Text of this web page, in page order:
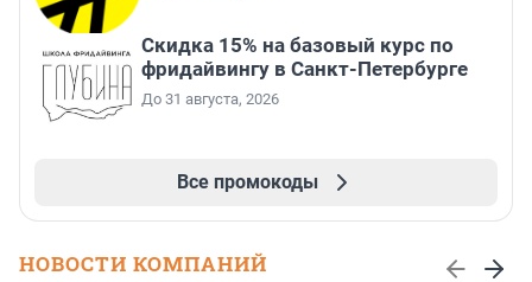
Скидка 15% на базовый курс по
фридайвингу в Санкт-Петербурге
До 31 августа, 2026
Все промокоды
НОВОСТИ КОМПАНИЙ